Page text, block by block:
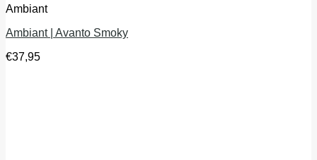
Ambiant
Ambiant | Avanto Smoky
€37,95